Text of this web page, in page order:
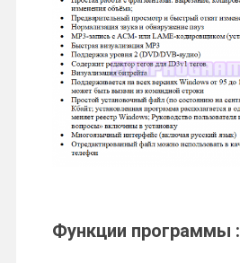
Функции программы :